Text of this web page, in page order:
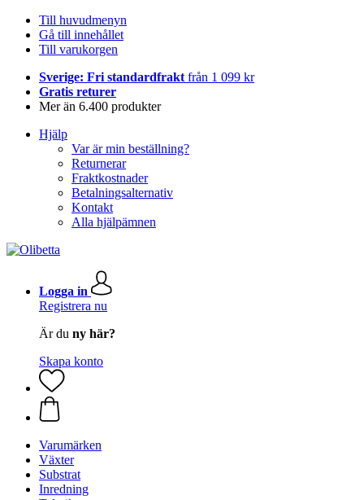
Till huvudmenyn
Gå till innehållet
Till varukorgen
Sverige: Fri standardfrakt från 1 099 kr
Gratis returer
Mer än 6.400 produkter
Hjälp
Var är min beställning?
Returnerar
Fraktkostnader
Betalningsalternativ
Kontakt
Alla hjälpämnen
Logga in
Registrera nu
Är du ny här?
Skapa konto
Varumärken
Växter
Substrat
Inredning